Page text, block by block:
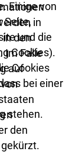
in
in den
Im Falle
auf
den
Einige von
Seite,
und die
Cookies).
Cookies
bei einer
stehen.